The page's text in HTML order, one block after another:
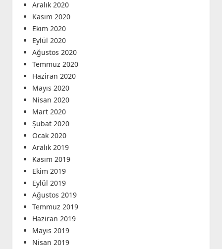
Aralık 2020
Kasım 2020
Ekim 2020
Eylül 2020
Ağustos 2020
Temmuz 2020
Haziran 2020
Mayıs 2020
Nisan 2020
Mart 2020
Şubat 2020
Ocak 2020
Aralık 2019
Kasım 2019
Ekim 2019
Eylül 2019
Ağustos 2019
Temmuz 2019
Haziran 2019
Mayıs 2019
Nisan 2019